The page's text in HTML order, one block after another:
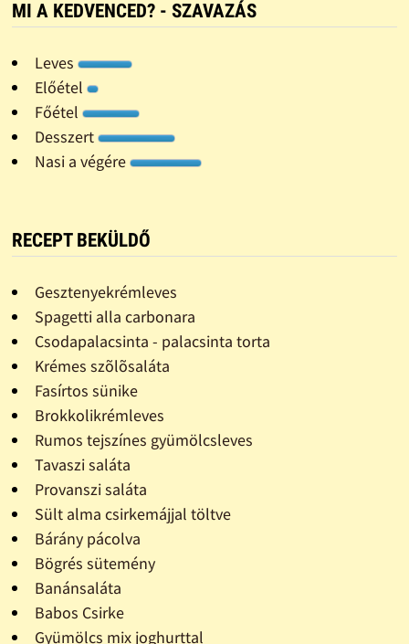
MI A KEDVENCED? - SZAVAZÁS
Leves
Előétel
Főétel
Desszert
Nasi a végére
RECEPT BEKÜLDŐ
Gesztenyekrémleves
Spagetti alla carbonara
Csodapalacsinta - palacsinta torta
Krémes szõlõsaláta
Fasírtos sünike
Brokkolikrémleves
Rumos tejszínes gyümölcsleves
Tavaszi saláta
Provanszi saláta
Sült alma csirkemájjal töltve
Bárány pácolva
Bögrés sütemény
Banánsaláta
Babos Csirke
Gyümölcs mix joghurttal